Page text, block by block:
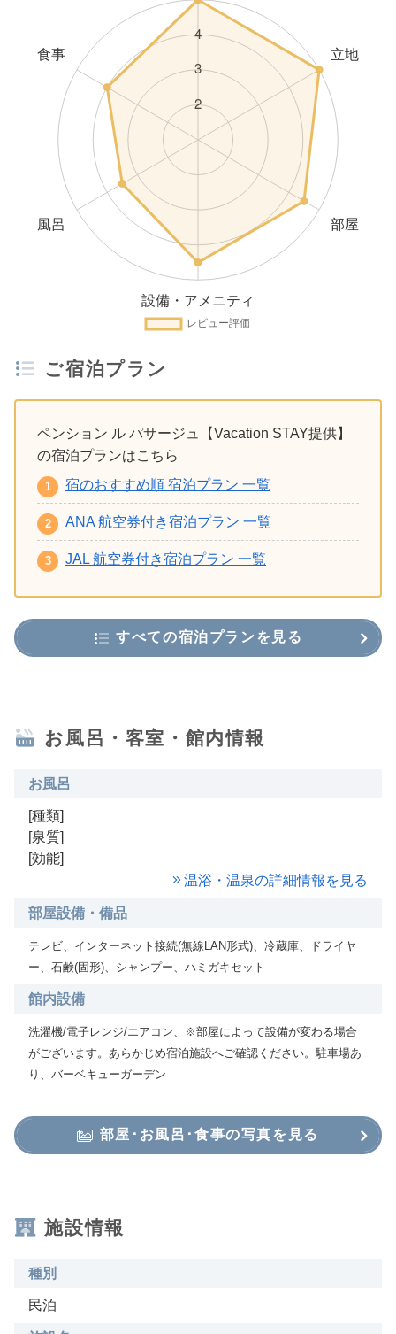
ご宿泊プラン
ペンション ル パサージュ【Vacation STAY提供】
の宿泊プランはこちら
宿のおすすめ順 宿泊プラン 一覧
ANA 航空券付き宿泊プラン 一覧
JAL 航空券付き宿泊プラン 一覧
すべての宿泊プランを見る
お風呂・客室・館内情報
お風呂
[種類]
[泉質]
[効能]
温浴・温泉の詳細情報を見る
部屋設備・備品
テレビ、インターネット接続(無線LAN形式)、冷蔵庫、ドライヤ
ー、石鹸(固形)、シャンプー、ハミガキセット
館内設備
洗濯機/電子レンジ/エアコン、※部屋によって設備が変わる場合
がございます。あらかじめ宿泊施設へご確認ください。駐車場あ
り、バーベキューガーデン
部屋･お風呂･食事の写真を見る
施設情報
種別
民泊